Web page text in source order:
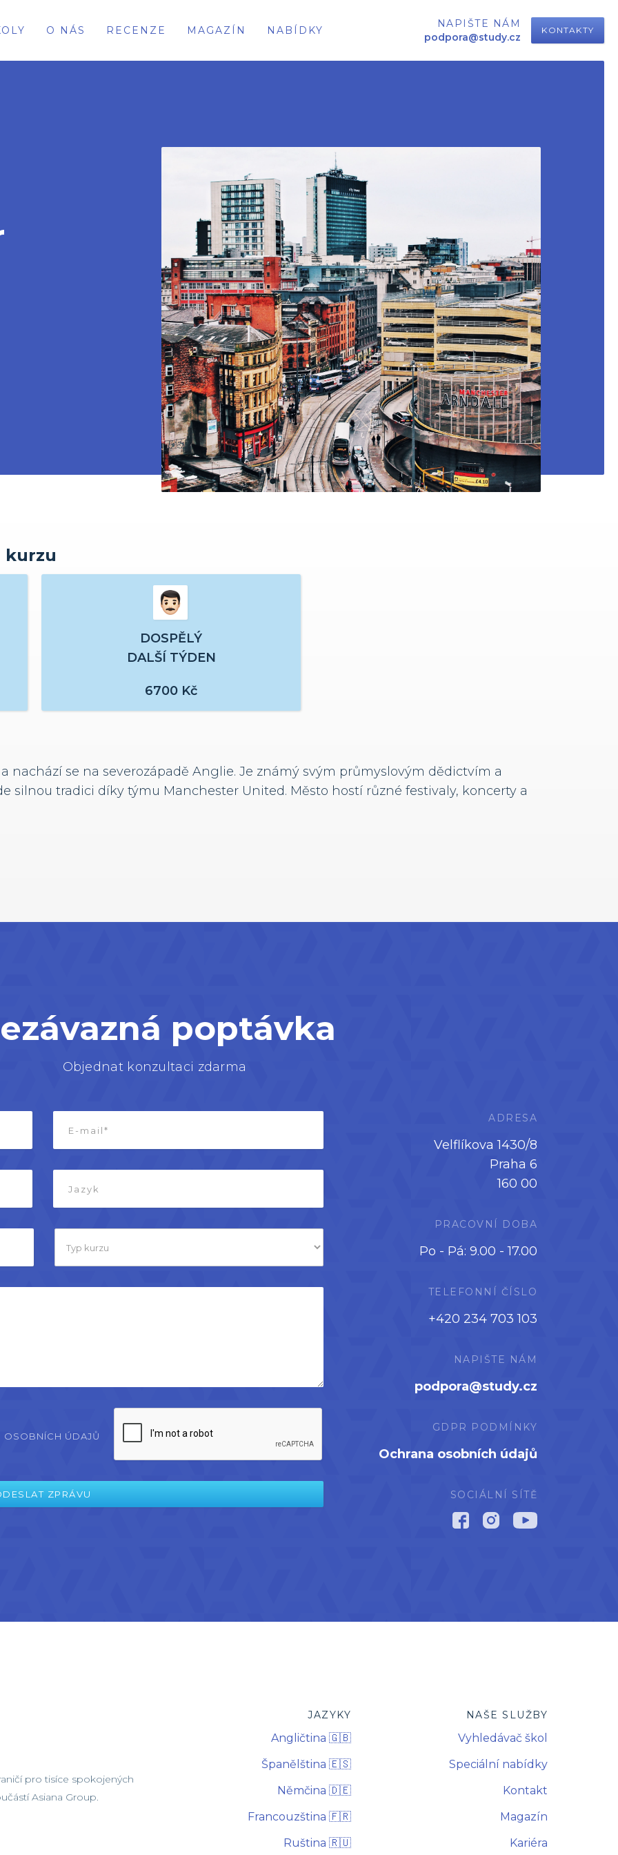
O NÁS RECENZE MAGAZÍN NABÍDKY
NAPIŠTE NÁM
podpora@study.cz
KONTAKTY
kurzu
DOSPĚLÝ
DALŠÍ TÝDEN
6700 Kč
nachází se na severozápadě Anglie. Je známý svým průmyslovým dědictvím a
silnou tradici díky týmu Manchester United. Město hostí různé festivaly, koncerty a
poptávka
Objednat konzultaci zdarma
OSOBNÍCH ÚDAJŮ
ADRESA
Velflíkova 1430/8
Praha 6
160 00
PRACOVNÍ DOBA
Po - Pá: 9.00 - 17.00
TELEFONNÍ ČÍSLO
+420 234 703 103
NAPIŠTE NÁM
podpora@study.cz
GDPR PODMÍNKY
Ochrana osobních údajů
SOCIÁLNÍ SÍTĚ
pro tisíce spokojených
Asiana Group.
JAZYKY
Angličtina 🇬🇧
Španělština 🇪🇸
Němčina 🇩🇪
Francouzština 🇫🇷
Ruština 🇷🇺
NAŠE SLUŽBY
Vyhledávač škol
Speciální nabídky
Kontakt
Magazín
Kariéra